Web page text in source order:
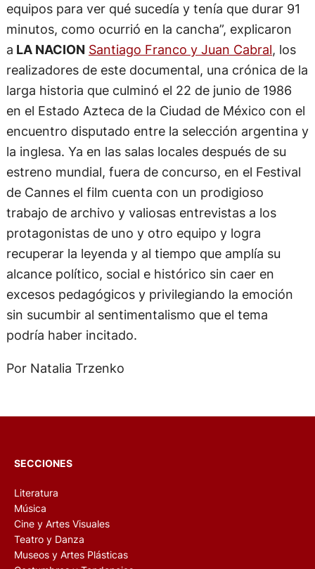
equipos para ver qué sucedía y tenía que durar 91
minutos, como ocurrió en la cancha”, explicaron
a LA NACION Santiago Franco y Juan Cabral, los
realizadores de este documental, una crónica de la
larga historia que culminó el 22 de junio de 1986
en el Estado Azteca de la Ciudad de México con el
encuentro disputado entre la selección argentina y
la inglesa. Ya en las salas locales después de su
estreno mundial, fuera de concurso, en el Festival
de Cannes el film cuenta con un prodigioso
trabajo de archivo y valiosas entrevistas a los
protagonistas de uno y otro equipo y logra
recuperar la leyenda y al tiempo que amplía su
alcance político, social e histórico sin caer en
excesos pedagógicos y privilegiando la emoción
sin sucumbir al sentimentalismo que el tema
podría haber incitado.
Por Natalia Trzenko
SECCIONES
Literatura
Música
Cine y Artes Visuales
Teatro y Danza
Museos y Artes Plásticas